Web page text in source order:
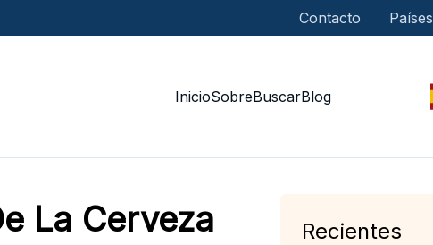
Contacto Países
InicioSobreBuscarBlog
La Cerveza
Recientes